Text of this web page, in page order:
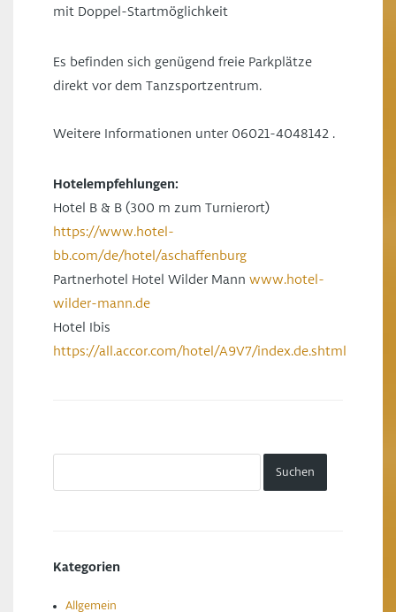
mit Doppel-Startmöglichkeit
Es befinden sich genügend freie Parkplätze
direkt vor dem Tanzsportzentrum.
Weitere Informationen unter 06021-4048142 .
Hotelempfehlungen:
Hotel B & B (300 m zum Turnierort)
https://www.hotel-
bb.com/de/hotel/aschaffenburg
Partnerhotel Hotel Wilder Mann www.hotel-
wilder-mann.de
Hotel Ibis
https://all.accor.com/hotel/A9V7/index.de.shtml
Kategorien
Allgemein